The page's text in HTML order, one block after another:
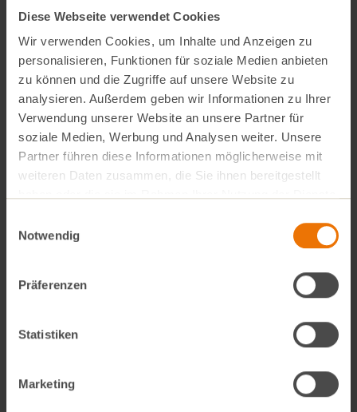
Diese Webseite verwendet Cookies
Wir verwenden Cookies, um Inhalte und Anzeigen zu
personalisieren, Funktionen für soziale Medien anbieten
zu können und die Zugriffe auf unsere Website zu
analysieren. Außerdem geben wir Informationen zu Ihrer
Verwendung unserer Website an unsere Partner für
soziale Medien, Werbung und Analysen weiter. Unsere
Partner führen diese Informationen möglicherweise mit
weiteren Daten zusammen, die Sie ihnen bereitgestellt
Notwendig
Präferenzen
Statistiken
Marketing
frischen Aroma des Bio-Spargels sind ihre Silvaner mit
einer leichten Säure der ideale Begleiter, einfach ein
kulinarisches „perfect match“.
Unsere„Spargel trifft Silvaner“ Aktionfindet vom
26. April bis 26. Mai 2019an allenVollCorner
Biomarkt Standorten, in unserem
Bio-Weinhandel
Vinoin Haidhausen und in unserem Bio-Restaurant
resihuber in Sendling statt. Hier erhalten Sie besten
Silvaner aus Franken. Lassen Sie sich gerne vor Ort